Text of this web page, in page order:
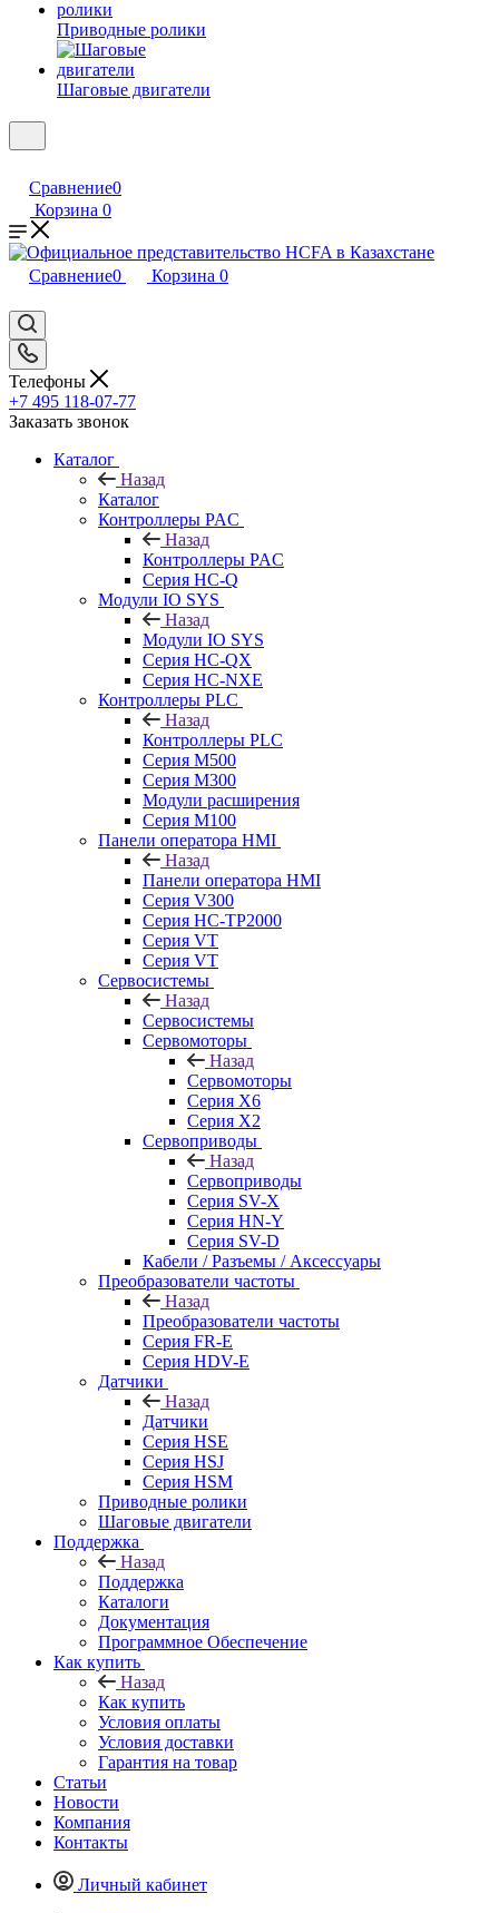
Приводные ролики
Шаговые двигатели
Сравнение0
Корзина 0
Сравнение0 Корзина 0
Телефоны
+7 495 118-07-77
Заказать звонок
Каталог
Назад
Каталог
Контроллеры PAC
Назад
Контроллеры PAC
Серия HC-Q
Модули IO SYS
Назад
Модули IO SYS
Серия HC-QX
Серия HC-NXE
Контроллеры PLC
Назад
Контроллеры PLC
Серия M500
Серия M300
Модули расширения
Серия M100
Панели оператора HMI
Назад
Панели оператора HMI
Серия V300
Серия HC-TP2000
Серия VT
Серия VT
Сервосистемы
Назад
Сервосистемы
Сервомоторы
Назад
Сервомоторы
Серия X6
Серия X2
Сервоприводы
Назад
Сервоприводы
Серия SV-X
Серия HN-Y
Серия SV-D
Кабели / Разъемы / Аксессуары
Преобразователи частоты
Назад
Преобразователи частоты
Серия FR-E
Серия HDV-E
Датчики
Назад
Датчики
Серия HSE
Серия HSJ
Серия HSM
Приводные ролики
Шаговые двигатели
Поддержка
Назад
Поддержка
Каталоги
Документация
Программное Обеспечение
Как купить
Назад
Как купить
Условия оплаты
Условия доставки
Гарантия на товар
Статьи
Новости
Компания
Контакты
Личный кабинет